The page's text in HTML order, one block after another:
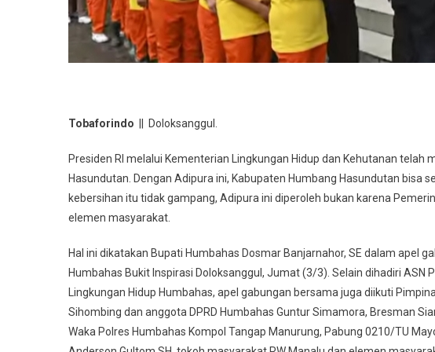
Tobaforindo || Doloksanggul.
Presiden RI melalui Kementerian Lingkungan Hidup dan Kehutanan
Hasundutan. Dengan Adipura ini, Kabupaten Humbang Hasundutan bisa
kebersihan itu tidak gampang, Adipura ini diperoleh bukan karena
elemen masyarakat.
Hal ini dikatakan Bupati Humbahas Dosmar Banjarnahor, SE dalam apel
Humbahas Bukit Inspirasi Doloksanggul, Jumat (3/3). Selain dihadiri ASN
Lingkungan Hidup Humbahas, apel gabungan bersama juga diikuti
Sihombing dan anggota DPRD Humbahas Guntur Simamora, Bresman
Waka Polres Humbahas Kompol Tangap Manurung, Pabung 0210/TU